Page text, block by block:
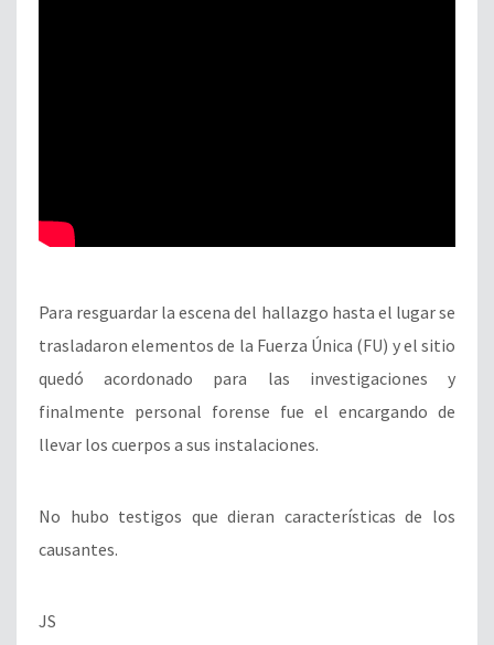
Para resguardar la escena del hallazgo hasta el lugar se
trasladaron elementos de la Fuerza Única (FU) y el sitio
quedó acordonado para las investigaciones y
finalmente personal forense fue el encargando de
llevar los cuerpos a sus instalaciones.
No hubo testigos que dieran características de los
causantes.
JS